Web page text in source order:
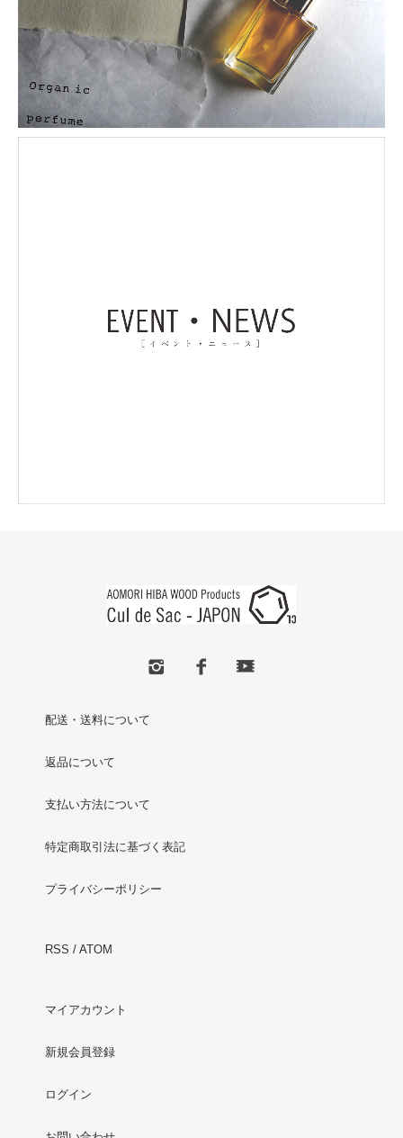
配送・送料について
返品について
支払い方法について
特定商取引法に基づく表記
プライバシーポリシー
RSS / ATOM
マイアカウント
新規会員登録
ログイン